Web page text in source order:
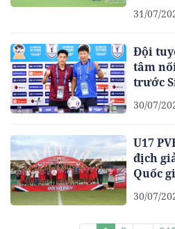
31/07/
Đội
tâm
trước
30/07/
U17
địch
Quốc
30/07/